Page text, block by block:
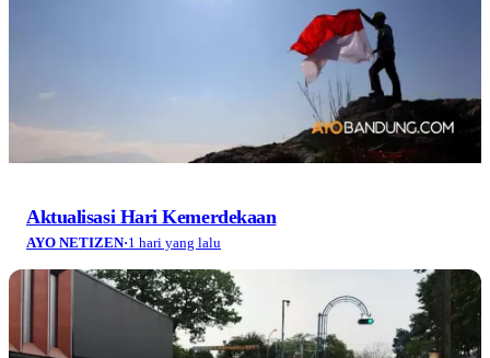
Aktualisasi Hari Kemerdekaan
AYO NETIZEN·1 hari yang lalu